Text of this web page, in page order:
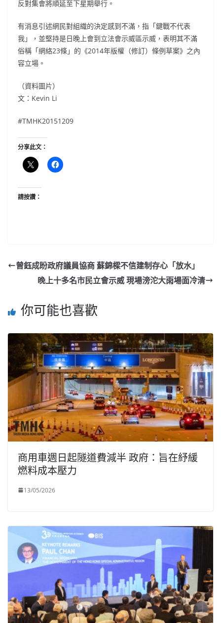
反對集會將順延至下星期舉行。
有消息引述網民對組織的決定感到不滿，指「鍵戰不代表
我」，並堅持是日晚上會到立法會示威區示威，表明其不滿
俗稱「網絡23條」的《2014年版權（修訂）條例草案》之內
容立場。
（資料圖片）
文：Kevin Li
#TMHK20151209
分享此文：
請按讚：
曾鈺成盼政府議員協商 蘇錦樑不信建制存心「放水」
晚上十多名市民立會示威 現場滂沱大雨場面冷清
你可能也喜歡
商用車週日起隧道費減半 政府：旨在紓緩
燃料成本壓力
13/05/2026